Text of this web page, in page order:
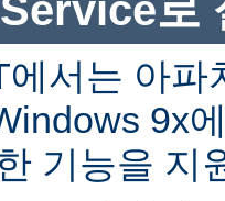
서는 아파
9x
기능을 지